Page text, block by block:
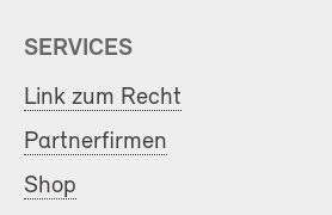
SERVICES
Link zum Recht
Partnerfirmen
Shop